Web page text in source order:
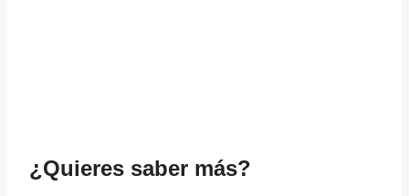
¿Quieres saber más?